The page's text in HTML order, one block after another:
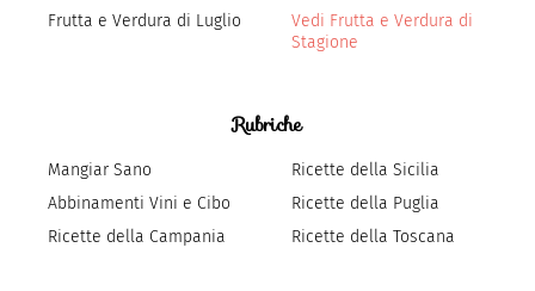
Frutta e Verdura di Luglio
Vedi Frutta e Verdura di
Stagione
Rubriche
Mangiar Sano
Abbinamenti Vini e Cibo
Ricette della Campania
Ricette della Sicilia
Ricette della Puglia
Ricette della Toscana